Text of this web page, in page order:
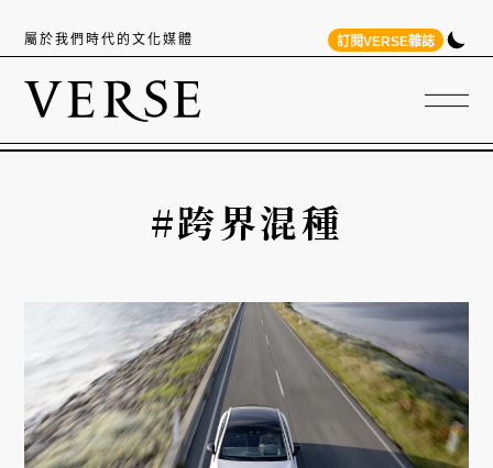
屬於我們時代的文化媒體 訂閱VERSE雜誌
#跨界混種